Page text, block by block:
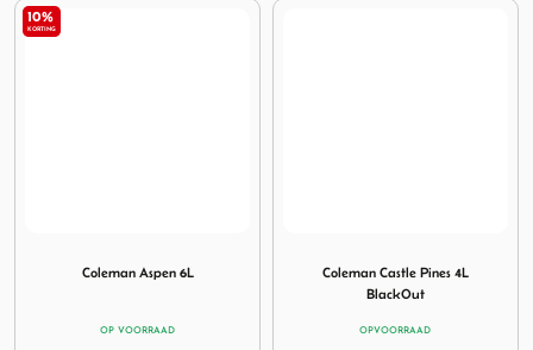
10%
KORTING
Coleman Aspen 6L
OP VOORRAAD
Coleman Castle Pines 4L
BlackOut
OPVOORRAAD